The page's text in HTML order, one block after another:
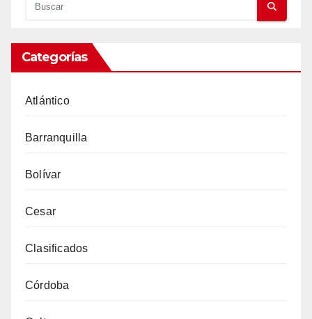
Categorías
Atlántico
Barranquilla
Bolívar
Cesar
Clasificados
Córdoba